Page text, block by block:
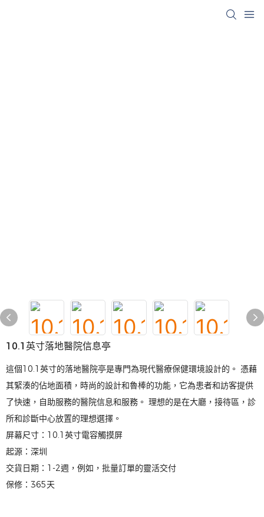
10.1英寸落地醫院信息亭
這個10.1英寸的落地醫院亭是專門為現代醫療保健環境設計的。 憑藉
其緊湊的佔地面積，時尚的設計和魯棒的功能，它為患者和訪客提供
了快速，自助服務的醫院信息和服務。 理想的是在大廳，接待區，診
所和診斷中心放置的理想選擇。
屏幕尺寸：10.1英寸電容觸摸屏
起源：深圳
交貨日期：1-2週，例如，批量訂單的靈活交付
保修：365天